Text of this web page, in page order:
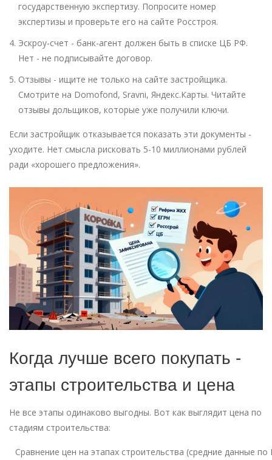
государственную экспертизу. Попросите номер
экспертизы и проверьте его на сайте Росстроя.
Эскроу-счет - банк-агент должен быть в списке ЦБ РФ.
Нет - не подписывайте договор.
Отзывы - ищите не только на сайте застройщика.
Смотрите на Domofond, Sravni, Яндекс.Карты. Читайте
отзывы дольщиков, которые уже получили ключи.
Если застройщик отказывается показать эти документы -
уходите. Нет смысла рисковать 5-10 миллионами рублей
ради «хорошего предложения».
Когда лучше всего покупать -
этапы строительства и цена
Не все этапы одинаково выгодны. Вот как выглядит цена по
стадиям строительства:
Сравнение цен на этапах строительства (средние данные по